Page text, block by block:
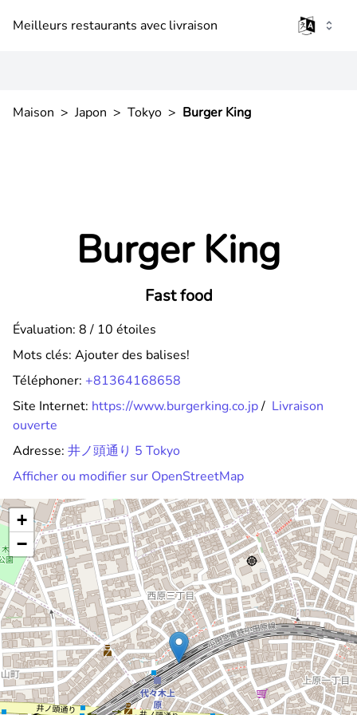
Meilleurs restaurants avec livraison
Maison > Japon > Tokyo > Burger King
Burger King
Fast food
Évaluation: 8 / 10 étoiles
Mots clés: Ajouter des balises!
Téléphoner: +81364168658
Site Internet: https://www.burgerking.co.jp/ Livraison
ouverte
Adresse: 井ノ頭通り 5 Tokyo
Afficher ou modifier sur OpenStreetMap
+
−